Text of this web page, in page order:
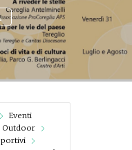
Eventi
Outdoor